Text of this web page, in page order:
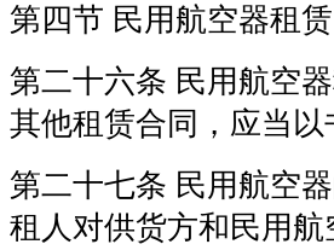
第四节 民用航空器租赁
第二十六条 民用航空
其他租赁合同，应当
第二十七条 民用航空
租人对供货方和民用